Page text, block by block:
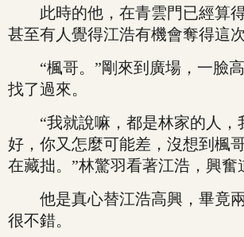
此時的他，在青雲門已經算得
甚至有人覺得江浩有機會奪得這
“楓哥。”剛來到廣場，一臉高
找了過來。
“我就說嘛，都是林家的人，
好，你又怎麼可能差，沒想到楓
在藏拙。”林驚羽看著江浩，興奮
他是真心替江浩高興，畢竟兩
很不錯。